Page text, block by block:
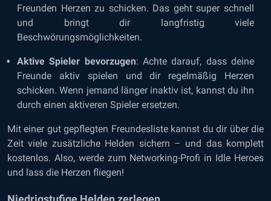
Freunden Herzen zu schicken. Das geht super schnell
und bringt dir langfristig viele
Beschwörungsmöglichkeiten.
Aktive Spieler bevorzugen: Achte darauf, dass deine
Freunde aktiv spielen und dir regelmäßig Herzen
schicken. Wenn jemand länger inaktiv ist, kannst du ihn
durch einen aktiveren Spieler ersetzen.
Mit einer gut gepflegten Freundesliste kannst du dir über die
Zeit viele zusätzliche Helden sichern – und das komplett
kostenlos. Also, werde zum Networking-Profi in Idle Heroes
und lass die Herzen fliegen!